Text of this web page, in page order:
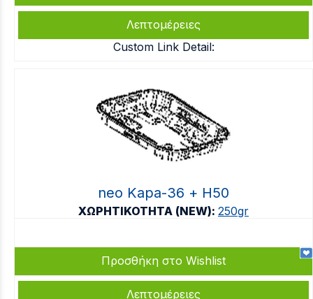
Λεπτομέρειες
Custom Link Detail:
neo Kapa-36 + Η50
ΧΩΡΗΤΙΚΟΤΗΤΑ (NEW): 250gr
Προσθήκη στο Wishlist
Λεπτομέρειες